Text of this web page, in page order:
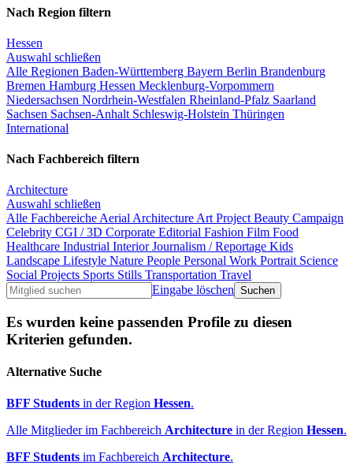
Nach Region filtern
Hessen
Auswahl schließen
Alle Regionen Baden-Württemberg Bayern Berlin Brandenburg
Bremen Hamburg Hessen Mecklenburg-Vorpommern
Niedersachsen Nordrhein-Westfalen Rheinland-Pfalz Saarland
Sachsen Sachsen-Anhalt Schleswig-Holstein Thüringen
International
Nach Fachbereich filtern
Architecture
Auswahl schließen
Alle Fachbereiche Aerial Architecture Art Project Beauty Campaign
Celebrity CGI / 3D Corporate Editorial Fashion Film Food
Healthcare Industrial InteriorJournalism / Reportage Kids
Landscape Lifestyle Nature People Personal Work Portrait Science
Social Projects Sports Stills Transportation Travel
Eingabe löschen
Es wurden keine passenden Profile zu diesen
Kriterien gefunden.
Alternative Suche
BFF Students in der Region Hessen.
Alle Mitglieder im Fachbereich Architecture in der Region Hessen.
BFF Students im Fachbereich Architecture.